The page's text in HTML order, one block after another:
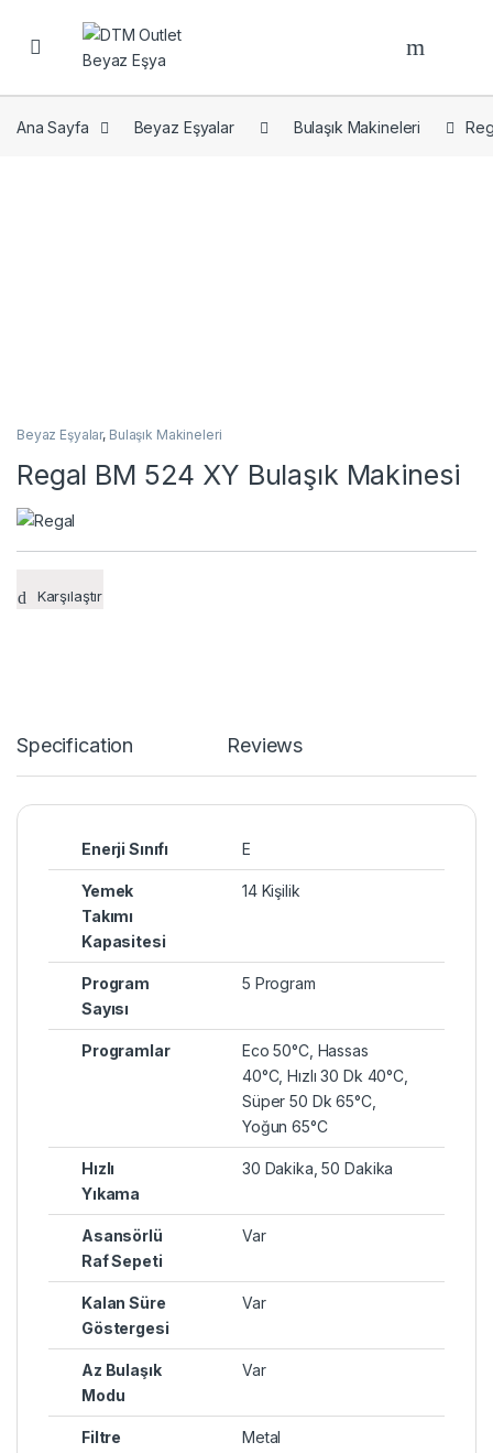
Open
Ana Sayfa Beyaz Eşyalar Bulaşık Makineleri
Beyaz Eşyalar, Bulaşık Makineleri
Regal BM 524 XY Bulaşık Makinesi
Karşılaştır
Specification Reviews
Enerji Sınıfı E
Yemek
Takımı
Kapasitesi
14 Kişilik
Program
Sayısı
5 Program
Programlar Eco 50°C, Hassas
40°C,Hızlı 30 Dk 40°C,
Süper 50 Dk 65°C,
Yoğun 65°C
Hızlı
Yıkama
30 Dakika,50 Dakika
Asansörlü
Raf Sepeti
Var
Kalan Süre
Göstergesi
Var
Az Bulaşık
Modu
Var
Filtre Metal